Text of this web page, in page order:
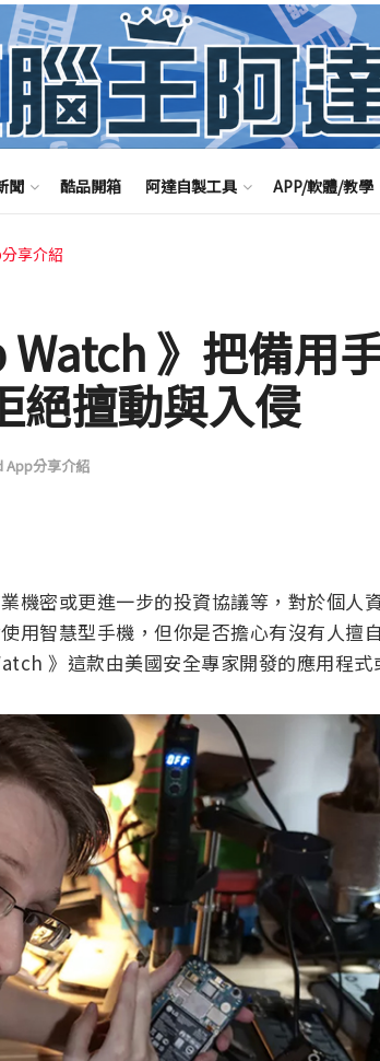
聞 酷品開箱 阿達自製工具 APP/軟體/教學
享介紹
Watch 》把備用
絕擅動與入侵
App分享介紹
機密或更進一步的投資協議等，對於個人
用智慧型手機，但你是否擔心有沒有人擅
》這款由美國安全專家開發的應用程式